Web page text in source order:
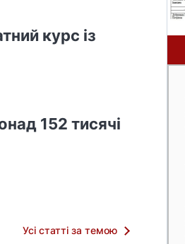
курс із
152 тисячі
Усі статті за темою